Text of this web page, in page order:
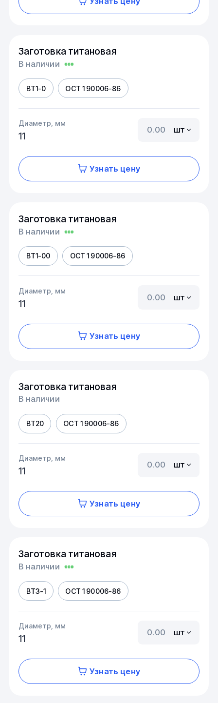
Заготовка титановая
В наличии
ВТ1-0 ОСТ 1 90006-86
Диаметр, мм
11
шт
Узнать цену
Заготовка титановая
В наличии
ВТ1-00 ОСТ 1 90006-86
Диаметр, мм
11
шт
Узнать цену
Заготовка титановая
В наличии
ВТ20 ОСТ 1 90006-86
Диаметр, мм
11
шт
Узнать цену
Заготовка титановая
В наличии
ВТ3-1 ОСТ 1 90006-86
Диаметр, мм
11
шт
Узнать цену